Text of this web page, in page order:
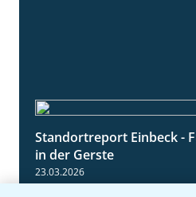
Standortreport Einbeck -
in der Gerste
23.03.2026